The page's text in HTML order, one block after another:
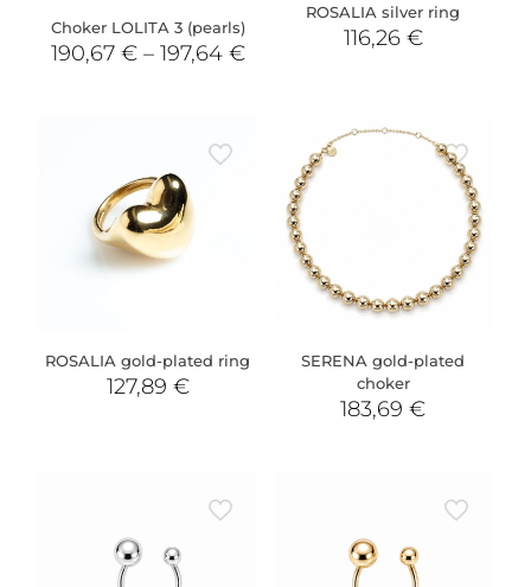
Choker LOLITA 3 (pearls)
190,67 €– 197,64 €
ROSALIA silver ring
116,26 €
ROSALIA gold-plated ring
127,89 €
SERENA gold-plated
choker
183,69€